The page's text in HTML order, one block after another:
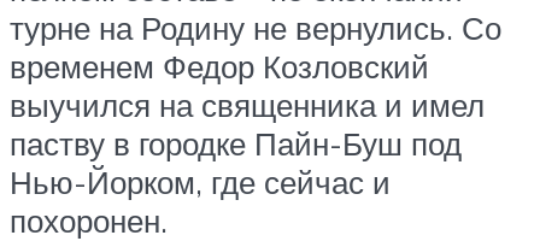
турне на Родину не вернулись. Со
временем Федор Козловский
выучился на священника и имел
паству в городке Пайн-Буш под
Нью-Йорком, где сейчас и
похоронен.